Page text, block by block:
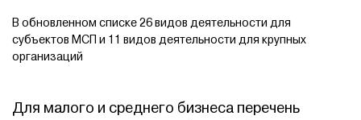
В обновленном списке 26 видов деятельности для
субъектов МСП и 11 видов деятельности для крупных
организаций
Для малого и среднего бизнеса перечень